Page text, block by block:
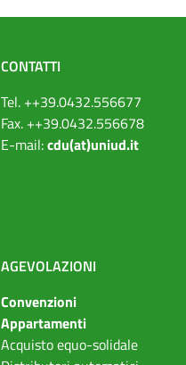
CONTATTI
Tel. ++39.0432.556677
Fax. ++39.0432.556678
E-mail:cdu(at)uniud.it
AGEVOLAZIONI
Convenzioni
Appartamenti
Acquisto equo-solidale